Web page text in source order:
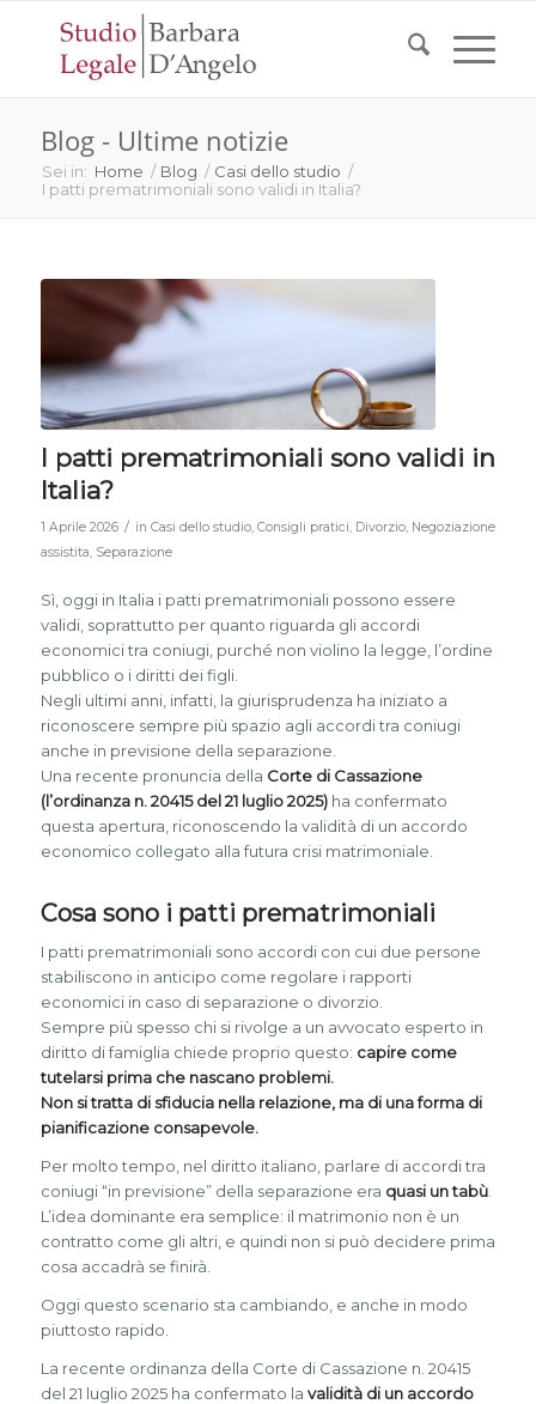
Blog - Ultime notizie
Sei in: Home / Blog / Casi dello studio /
I patti prematrimoniali sono validi in Italia?
I patti prematrimoniali sono validi in
Italia?
1 Aprile 2026 / in Casi dello studio, Consigli pratici, Divorzio, Negoziazione
assistita, Separazione
Sì, oggi in Italia i patti prematrimoniali possono essere
validi, soprattutto per quanto riguarda gli accordi
economici tra coniugi, purché non violino la legge, l’ordine
pubblico o i diritti dei figli.
Negli ultimi anni, infatti, la giurisprudenza ha iniziato a
riconoscere sempre più spazio agli accordi tra coniugi
anche in previsione della separazione.
Una recente pronuncia della Corte di Cassazione
(l’ordinanza n. 20415 del 21 luglio 2025)ha confermato
questa apertura, riconoscendo la validità di un accordo
economico collegato alla futura crisi matrimoniale.
Cosa sono i patti prematrimoniali
I patti prematrimoniali sono accordi con cui due persone
stabiliscono in anticipo come regolare i rapporti
economici in caso di separazione o divorzio.
Sempre più spesso chi si rivolge a un avvocato esperto in
diritto di famiglia chiede proprio questo: capire come
tutelarsi prima che nascano problemi.
Non si tratta di sfiducia nella relazione, ma di una forma di
pianificazione consapevole.
Per molto tempo, nel diritto italiano, parlare di accordi tra
coniugi “in previsione” della separazione era quasi un tabù.
L’idea dominante era semplice: il matrimonio non è un
contratto come gli altri, e quindi non si può decidere prima
cosa accadrà se finirà.
Oggi questo scenario sta cambiando, e anche in modo
piuttosto rapido.
La recente ordinanza della Corte di Cassazione n. 20415
del 21 luglio 2025 ha confermato la validità di un accordo